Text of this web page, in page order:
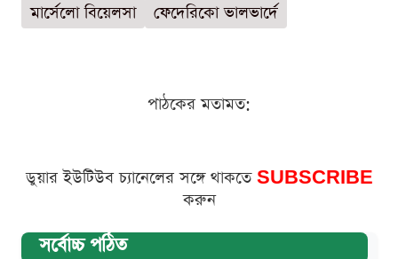
মার্সেলো বিয়েলসা
ফেদেরিকো ভালভার্দে
পাঠকের মতামত:
ডুয়ার ইউটিউব চ্যানেলের সঙ্গে থাকতে SUBSCRIBE
করুন
সর্বোচ্চ পঠিত